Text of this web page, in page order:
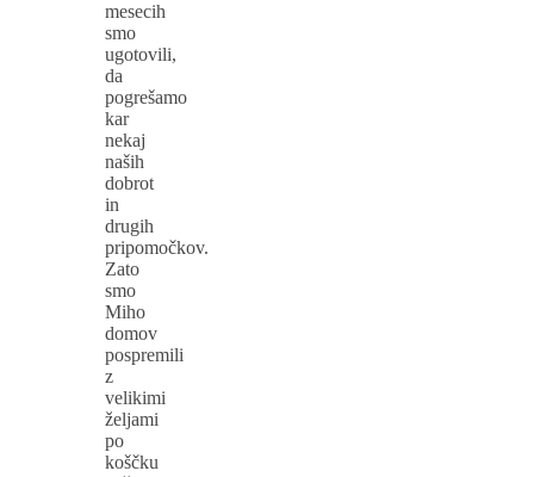
mesecih
smo
ugotovili,
da
pogrešamo
kar
nekaj
naših
dobrot
in
drugih
pripomočkov.
Zato
smo
Miho
domov
pospremili
z
velikimi
željami
po
koščku